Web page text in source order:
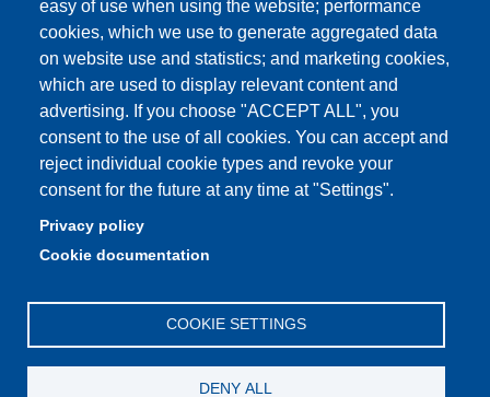
easy of use when using the website; performance
cookies, which we use to generate aggregated data
on website use and statistics; and marketing cookies,
which are used to display relevant content and
advertising. If you choose "ACCEPT ALL", you
consent to the use of all cookies. You can accept and
reject individual cookie types and revoke your
consent for the future at any time at "Settings".
Privacy policy
Cookie documentation
COOKIE SETTINGS
DENY ALL
Partita IVA: 00427620364
Dipartimento di Scienze e Metodi dell'Ingegneria
Sede: Via Amendola 2 - 42122 Reggio Emilia
E-mail: amministrazione.dismi@unimore.it |
didattica.dismi@unimore.it
Tel. Segreteria Amministrativa (+39) 0522.522.610
Tel. Segreteria Didattica (+39) 0522.522.311